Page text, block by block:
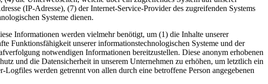
(IP-Adresse), (7) der Internet-Service-Provider des zugreifenden Systems
Systeme dienen.
Informationen werden vielmehr benötigt, um (1) die Inhalte unserer
Funktionsfähigkeit unserer informationstechnologischen Systeme und der
notwendigen Informationen bereitzustellen. Diese anonym erhobenen
und die Datensicherheit in unserem Unternehmen zu erhöhen, um letztlich ein
werden getrennt von allen durch eine betroffene Person angegebenen